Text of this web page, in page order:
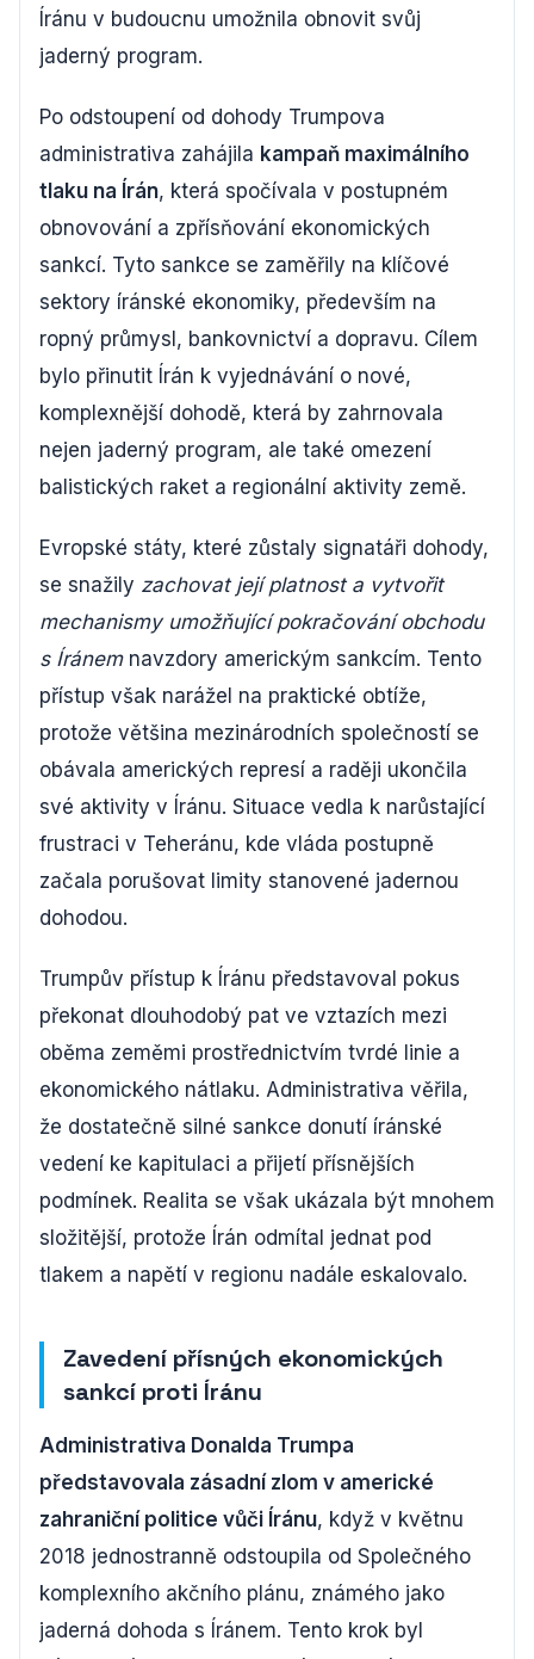
Íránu v budoucnu umožnila obnovit svůj
jaderný program.
Po odstoupení od dohody Trumpova
administrativa zahájila kampaň maximálního
tlaku na Írán, která spočívala v postupném
obnovování a zpřísňování ekonomických
sankcí. Tyto sankce se zaměřily na klíčové
sektory íránské ekonomiky, především na
ropný průmysl, bankovnictví a dopravu. Cílem
bylo přinutit Írán k vyjednávání o nové,
komplexnější dohodě, která by zahrnovala
nejen jaderný program, ale také omezení
balistických raket a regionální aktivity země.
Evropské státy, které zůstaly signatáři dohody,
se snažily zachovat její platnost a vytvořit
mechanismy umožňující pokračování obchodu
s Íránemnavzdory americkým sankcím. Tento
přístup však narážel na praktické obtíže,
protože většina mezinárodních společností se
obávala amerických represí a raději ukončila
své aktivity v Íránu. Situace vedla k narůstající
frustraci v Teheránu, kde vláda postupně
začala porušovat limity stanovené jadernou
dohodou.
Trumpův přístup k Íránu představoval pokus
překonat dlouhodobý pat ve vztazích mezi
oběma zeměmi prostřednictvím tvrdé linie a
ekonomického nátlaku. Administrativa věřila,
že dostatečně silné sankce donutí íránské
vedení ke kapitulaci a přijetí přísnějších
podmínek. Realita se však ukázala být mnohem
složitější, protože Írán odmítal jednat pod
tlakem a napětí v regionu nadále eskalovalo.
Zavedení přísných ekonomických
sankcí proti Íránu
Administrativa Donalda Trumpa
představovala zásadní zlom v americké
zahraniční politice vůči Íránu, když v květnu
2018 jednostranně odstoupila od Společného
komplexního akčního plánu, známého jako
jaderná dohoda s Íránem. Tento krok byl